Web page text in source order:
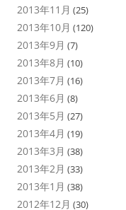
2013年11月 (25)
2013年10月 (120)
2013年9月 (7)
2013年8月 (10)
2013年7月 (16)
2013年6月 (8)
2013年5月 (27)
2013年4月 (19)
2013年3月 (38)
2013年2月 (33)
2013年1月 (38)
2012年12月 (30)